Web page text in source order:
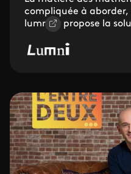
compliquée à aborder,
lumni.fr propose la